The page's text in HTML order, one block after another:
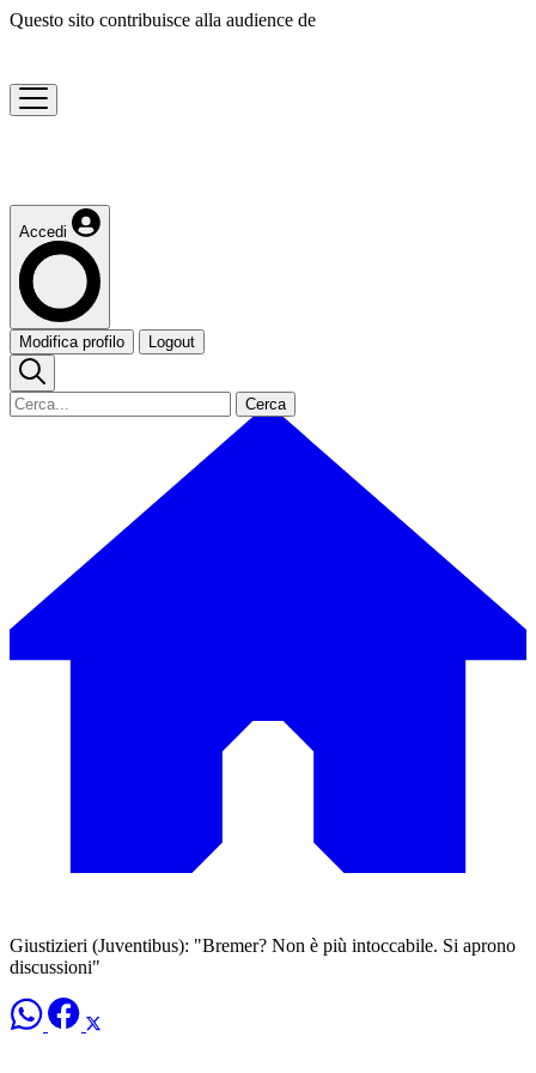
Questo sito contribuisce alla audience de
Accedi
Modifica profilo Logout
Cerca
Giustizieri (Juventibus): "Bremer? Non è più intoccabile. Si aprono
discussioni"